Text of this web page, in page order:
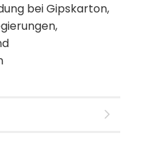
bei Gipskarton,